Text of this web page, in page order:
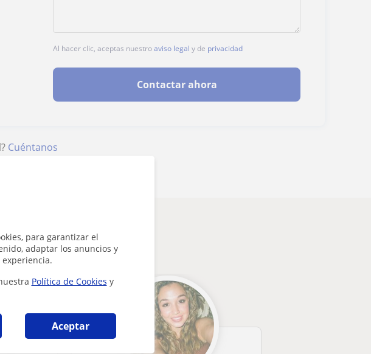
para garantizar el
adaptar los anuncios y
Política de Cookies y
Aceptar
Al hacer clic, aceptas nuestroaviso legal y de privacidad
Contactar ahora
Cuéntanos